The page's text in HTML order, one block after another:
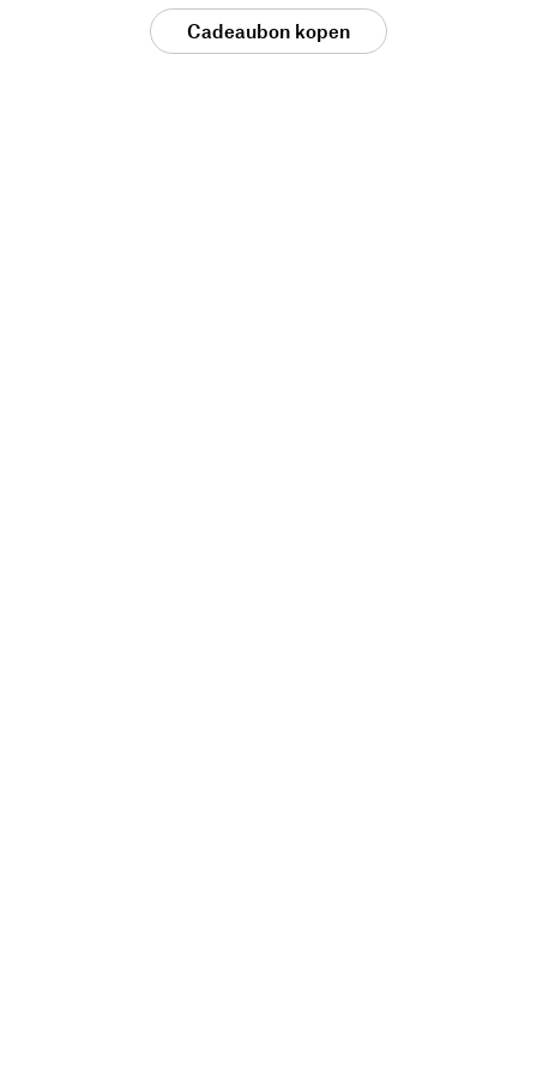
Cadeaubon kopen